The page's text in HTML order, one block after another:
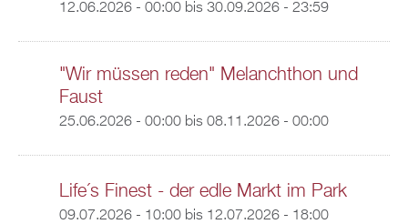
12.06.2026 - 00:00bis 30.09.2026 - 23:59
"Wir müssen reden" Melanchthon und
Faust
25.06.2026 - 00:00bis 08.11.2026 - 00:00
Life´s Finest - der edle Markt im Park
09.07.2026 - 10:00bis 12.07.2026 - 18:00